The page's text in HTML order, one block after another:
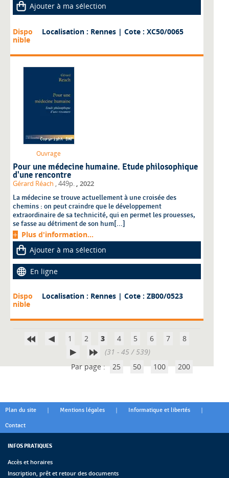
Ajouter à ma sélection
Dispo
nible
Localisation : Rennes | Cote : XC50/0065
Ouvrage
Pour une médecine humaine. Etude philosophique
d'une rencontre
Gérard Réach , 449p. , 2022
La médecine se trouve actuellement à une croisée des
chemins : on peut craindre que le développement
extraordinaire de sa technicité, qui en permet les prouesses,
se fasse au détriment de son hum[...]
Plus d'information...
Ajouter à ma sélection
En ligne
Dispo
nible
Localisation : Rennes | Cote : ZB00/0523
1 2 3 4 5 6 7
8
(31 - 45 / 539)
Par page : 25 50 100 200
Plan du site | Mentions légales | Informatique et libertés |
Contact
INFOS PRATIQUES
Accès et horaires
Inscription, prêt et retour des documents